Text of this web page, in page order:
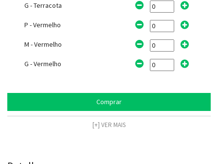
G - Terracota
P - Vermelho
M - Vermelho
G - Vermelho
Comprar
[+] VER MAIS